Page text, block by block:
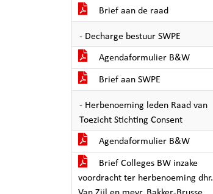
Brief aan de raad
- Decharge bestuur SWPE
Agendaformulier B&W
Brief aan SWPE
- Herbenoeming leden Raad van
Toezicht Stichting Consent
Agendaformulier B&W
Brief Colleges BW inzake
voordracht ter herbenoeming dhr.